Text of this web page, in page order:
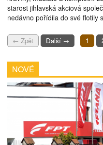
starost jihlavská akciová
nedávno pořídila do své flotily
← Zpět Další → 1
NOVÉ